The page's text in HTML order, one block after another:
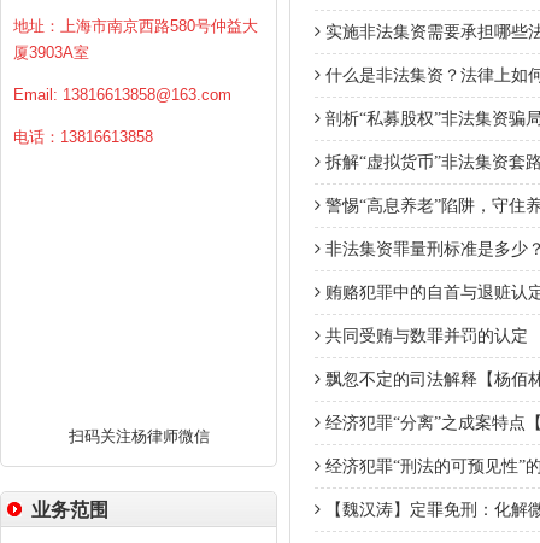
地址：上海市南京西路580号仲益大
厦3903A室
Email: 13816613858@163.com
电话：13816613858
扫码关注杨律师微信
业务范围
实施非法集资需要承担哪些
什么是非法集资？法律上如
剖析“私募股权”非法集资骗
拆解“虚拟货币”非法集资套
警惕“高息养老”陷阱，守住
非法集资罪量刑标准是多少
贿赂犯罪中的自首与退赃认
共同受贿与数罪并罚的认定
飘忽不定的司法解释【杨佰
经济犯罪“分离”之成案特点
经济犯罪“刑法的可预见性”
【魏汉涛】定罪免刑：化解